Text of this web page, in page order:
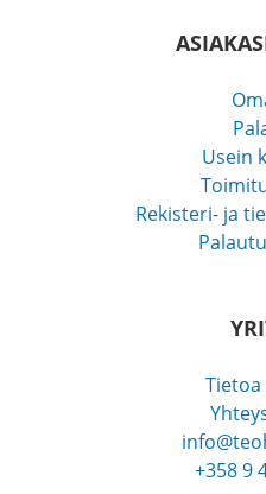
Usein
Rekisteri- ja
+358 9